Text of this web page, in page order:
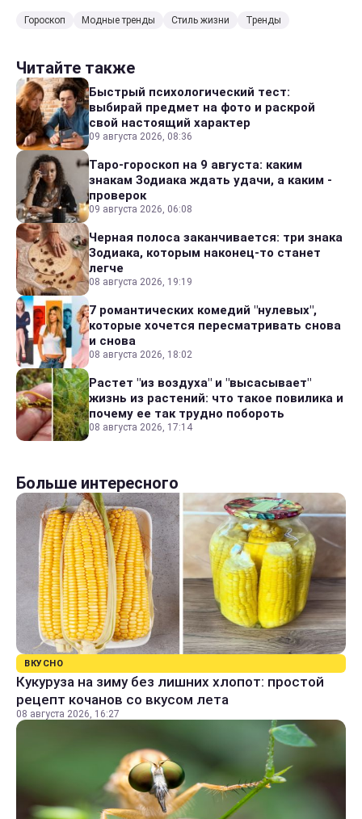
Гороскоп Модные тренды Стиль жизни Тренды
Читайте также
Быстрый психологический тест:
выбирай предмет на фото и раскрой
свой настоящий характер
09 августа 2026, 08:36
Таро-гороскоп на 9 августа: каким
знакам Зодиака ждать удачи, а каким -
проверок
09 августа 2026, 06:08
Черная полоса заканчивается: три знака
Зодиака, которым наконец-то станет
легче
08 августа 2026, 19:19
7 романтических комедий "нулевых",
которые хочется пересматривать снова
и снова
08 августа 2026, 18:02
Растет "из воздуха" и "высасывает"
жизнь из растений: что такое повилика и
почему ее так трудно побороть
08 августа 2026, 17:14
Больше интересного
ВКУСНО
Кукуруза на зиму без лишних хлопот: простой
рецепт кочанов со вкусом лета
08 августа 2026, 16:27